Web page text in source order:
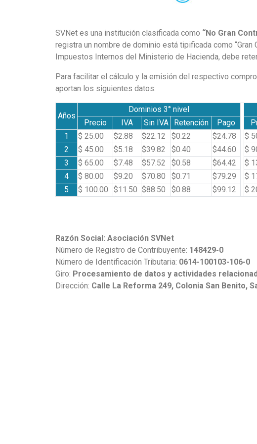
SVNet es una institución clasificada como “No Gran
registra un nombre de dominio está tipificada como “Gran
Impuestos Internos del Ministerio de Hacienda, debe
Para facilitar el cálculo y la emisión del respectivo
aportan los siguientes datos:
Años
Dominios 3° nivel
Precio
IVA Sin IVA Retención Pago
1
$ 25.00 $2.88 $22.12 $0.22 $24.78 $
2
$ 45.00 $5.18 $39.82 $0.40 $44.60 $
3
$ 65.00 $7.48 $57.52 $0.58 $64.42 $
4
$ 80.00 $9.20 $70.80 $0.71 $79.29 $
5
$ 100.00 $11.50 $88.50 $0.88 $99.12 $
Razón Social: Asociación SVNet
Número de Registro de Contribuyente: 148429-0
Número de Identificación Tributaria: 0614-100103-106-0
Giro: Procesamiento de datos y actividades
Dirección: Calle La Reforma 249, Colonia San Benito,